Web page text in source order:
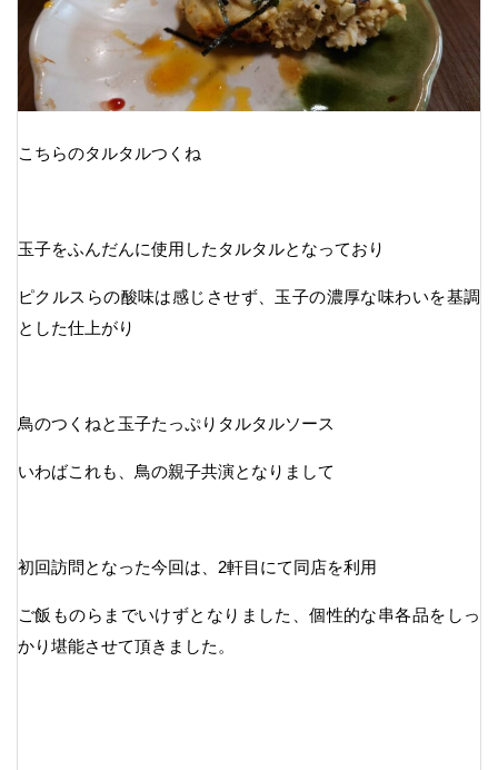
こちらのタルタルつくね
玉子をふんだんに使用したタルタルとなっており
ピクルスらの酸味は感じさせず、玉子の濃厚な味わいを基調
とした仕上がり
鳥のつくねと玉子たっぷりタルタルソース
いわばこれも、鳥の親子共演となりまして
初回訪問となった今回は、2軒目にて同店を利用
ご飯ものらまでいけずとなりました、個性的な串各品をしっ
かり堪能させて頂きました。